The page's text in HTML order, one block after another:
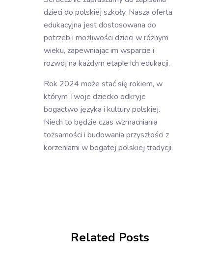
dzieci do polskiej szkoły. Nasza oferta
edukacyjna jest dostosowana do
potrzeb i możliwości dzieci w różnym
wieku, zapewniając im wsparcie i
rozwój na każdym etapie ich edukacji.
Rok 2024 może stać się rokiem, w
którym Twoje dziecko odkryje
bogactwo języka i kultury polskiej.
Niech to będzie czas wzmacniania
tożsamości i budowania przyszłości z
korzeniami w bogatej polskiej tradycji.
Related Posts